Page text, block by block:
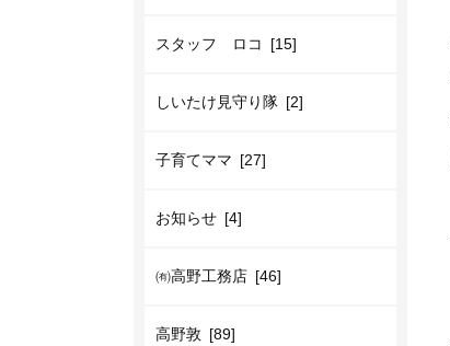
スタッフ ロコ [15]
しいたけ見守り隊 [2]
子育てママ [27]
お知らせ [4]
㈲高野工務店 [46]
高野敦 [89]